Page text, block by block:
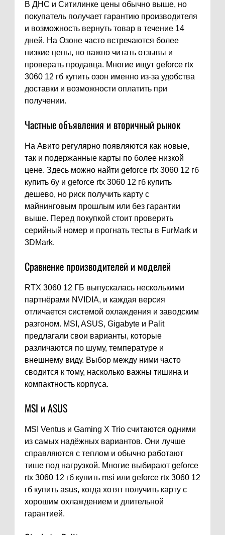
В ДНС и Ситилинке цены обычно выше, но
покупатель получает гарантию производителя
и возможность вернуть товар в течение 14
дней. На Озоне часто встречаются более
низкие цены, но важно читать отзывы и
проверать продавца. Многие ищут geforce rtx
3060 12 гб купить озон именно из-за удобства
доставки и возможности оплатить при
получении.
Частные объявления и вторичный рынок
На Авито регулярно появляются как новые,
так и подержанные карты по более низкой
цене. Здесь можно найти geforce rtx 3060 12 гб
купить бу и geforce rtx 3060 12 гб купить
дешево, но риск получить карту с
майнинговым прошлым или без гарантии
выше. Перед покупкой стоит проверить
серийный номер и прогнать тесты в FurMark и
3DMark.
Сравнение производителей и моделей
RTX 3060 12 ГБ выпускалась несколькими
партнёрами NVIDIA, и каждая версия
отличается системой охлаждения и заводским
разгоном. MSI, ASUS, Gigabyte и Palit
предлагали свои варианты, которые
различаются по шуму, температуре и
внешнему виду. Выбор между ними часто
сводится к тому, насколько важны тишина и
компактность корпуса.
MSI и ASUS
MSI Ventus и Gaming X Trio считаются одними
из самых надёжных вариантов. Они лучше
справляются с теплом и обычно работают
тише под нагрузкой. Многие выбирают geforce
rtx 3060 12 гб купить msi или geforce rtx 3060 12
гб купить asus, когда хотят получить карту с
хорошим охлаждением и длительной
гарантией.